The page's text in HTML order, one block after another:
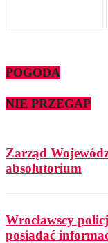
POGODA
NIE PRZEGAP
Zarząd
absolutorium
Wrocławscy
posiadać